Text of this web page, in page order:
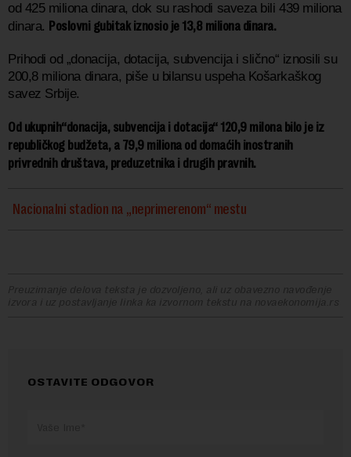
od 425 miliona dinara, dok su rashodi saveza bili 439 miliona
dinara. Poslovni gubitak iznosio je 13,8 miliona dinara.
Prihodi od „donacija, dotacija, subvencija i slično“ iznosili su
200,8 miliona dinara, piše u bilansu uspeha Košarkaškog
savez Srbije.
Od ukupnih“donacija, subvencija i dotacija“ 120,9 milona bilo je iz
republičkog budžeta, a 79,9 miliona od domaćih inostranih
privrednih društava, preduzetnika i drugih pravnih.
Nacionalni stadion na „neprimerenom“ mestu
Preuzimanje delova teksta je dozvoljeno, ali uz obavezno navođenje
izvora i uz postavljanje linka ka izvornom tekstu na novaekonomija.rs
OSTAVITE ODGOVOR